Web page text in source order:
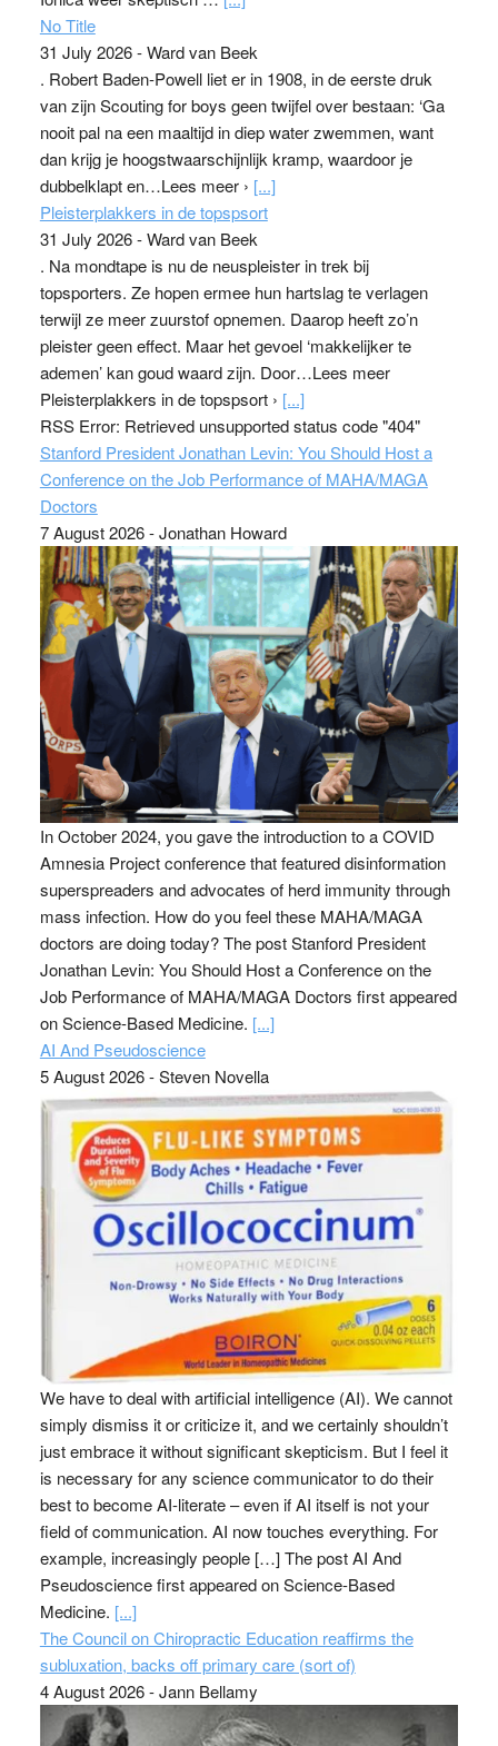
No Title
31 July 2026-Ward van Beek
. Robert Baden-Powell liet er in 1908, in de eerste druk
van zijn Scouting for boys geen twijfel over bestaan: ‘Ga
nooit pal na een maaltijd in diep water zwemmen, want
dan krijg je hoogstwaarschijnlijk kramp, waardoor je
dubbelklapt en…Lees meer › [...]
Pleisterplakkers in de topspsort
31 July 2026-Ward van Beek
. Na mondtape is nu de neuspleister in trek bij
topsporters. Ze hopen ermee hun hartslag te verlagen
terwijl ze meer zuurstof opnemen. Daarop heeft zo’n
pleister geen effect. Maar het gevoel ‘makkelijker te
ademen’ kan goud waard zijn. Door…Lees meer
Pleisterplakkers in de topspsort › [...]
RSS Error: Retrieved unsupported status code "404"
Stanford President Jonathan Levin: You Should Host a
Conference on the Job Performance of MAHA/MAGA
Doctors
7 August 2026-Jonathan Howard
In October 2024, you gave the introduction to a COVID
Amnesia Project conference that featured disinformation
superspreaders and advocates of herd immunity through
mass infection. How do you feel these MAHA/MAGA
doctors are doing today? The post Stanford President
Jonathan Levin: You Should Host a Conference on the
Job Performance of MAHA/MAGA Doctors first appeared
on Science-Based Medicine. [...]
AI And Pseudoscience
5 August 2026-Steven Novella
We have to deal with artificial intelligence (AI). We cannot
simply dismiss it or criticize it, and we certainly shouldn’t
just embrace it without significant skepticism. But I feel it
is necessary for any science communicator to do their
best to become AI-literate – even if AI itself is not your
field of communication. AI now touches everything. For
example, increasingly people […] The post AI And
Pseudoscience first appeared on Science-Based
Medicine. [...]
The Council on Chiropractic Education reaffirms the
subluxation, backs off primary care (sort of)
4 August 2026-Jann Bellamy